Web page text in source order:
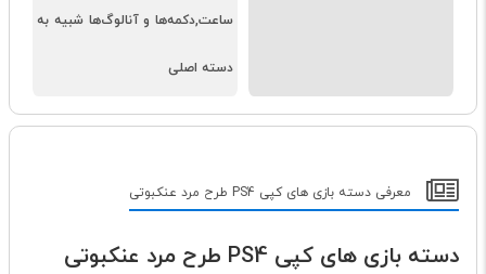
ساعت,دکمه‌ها و آنالوگ‌ها شبیه به
دسته اصلی
معرفی دسته بازی های کپی PS4 طرح مرد عنکبوتی
دسته بازی های کپی PS4 طرح مرد عنکبوتی